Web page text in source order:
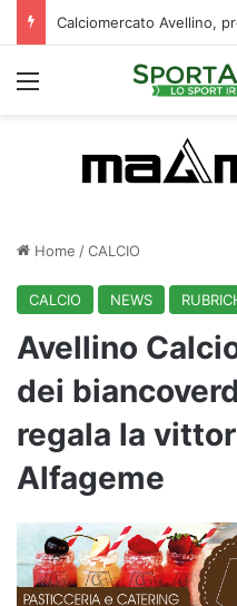
Menu
Home /CALCIO
CALCIO NEWS
Avellino
dei
regala la
Alfageme